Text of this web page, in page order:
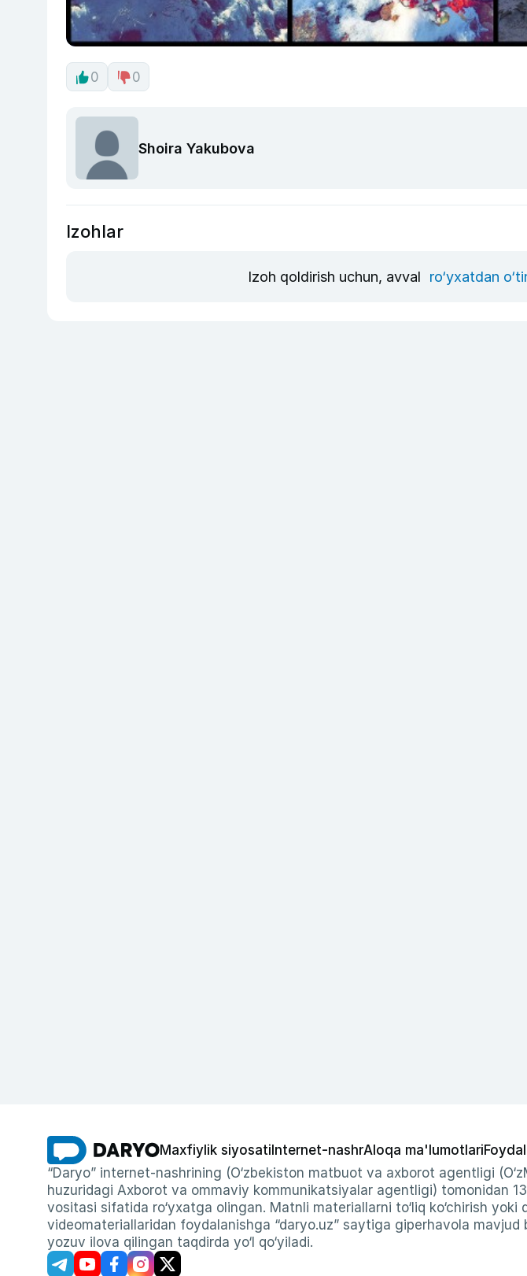
0 0
Shoira Yakubova
Izohlar
Izoh qoldirish uchun, avval ro‘yxatdan
Maxfiylik siyosati Internet-nashrAloqa ma'lumotlari
“Daryo” internet-nashrining (O‘zbekiston matbuot va axborot agentligi
huzuridagi Axborot va ommaviy kommunikatsiyalar agentligi) tomonidan
vositasi sifatida ro‘yxatga olingan. Matnli materiallarni to‘liq ko‘chirish
videomateriallaridan foydalanishga “daryo.uz” saytiga giperhavola
yozuv ilova qilingan taqdirda yo‘l qo‘yiladi.